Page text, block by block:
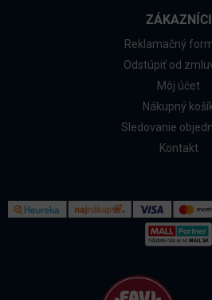
ZÁKAZNÍCI
Reklamačný
Odstúpiť od
Môj účet
Nákupný
Sledovanie
Kontakt